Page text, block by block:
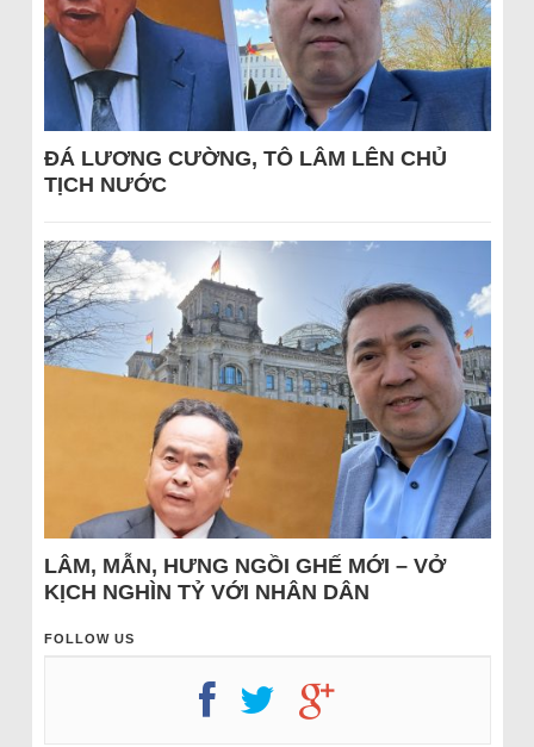
ĐÁ LƯƠNG CƯỜNG, TÔ LÂM LÊN CHỦ
TỊCH NƯỚC
LÂM, MẪN, HƯNG NGỒI GHẾ MỚI – VỞ
KỊCH NGHÌN TỶ VỚI NHÂN DÂN
FOLLOW US